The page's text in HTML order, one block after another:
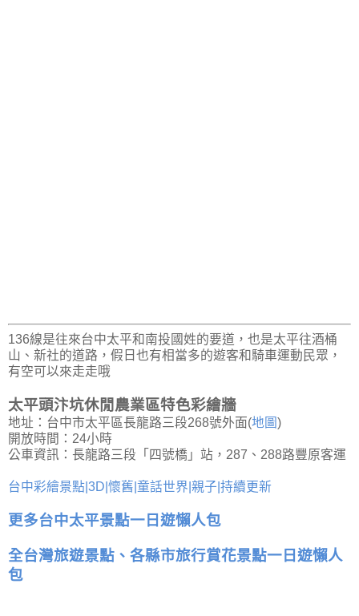
136線是往來台中太平和南投國姓的要道，也是太平往酒桶
山、新社的道路，假日也有相當多的遊客和騎車運動民眾，
有空可以來走走哦
太平頭汴坑休閒農業區特色彩繪牆
地址：台中市太平區長龍路三段268號外面(地圖)
開放時間：24小時
公車資訊：長龍路三段「四號橋」站，287、288路豐原客運
台中彩繪景點|3D|懷舊|童話世界|親子|持續更新
更多台中太平景點一日遊懶人包
全台灣旅遊景點、各縣市旅行賞花景點一日遊懶人
包